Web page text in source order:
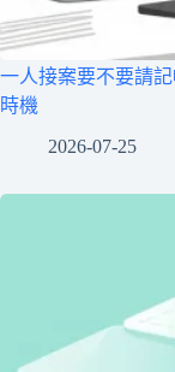
一人接案要不要請
時機
2026-07-25